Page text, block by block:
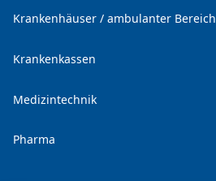
Krankenhäuser / ambulanter Bereich
Krankenkassen
Medizintechnik
Pharma